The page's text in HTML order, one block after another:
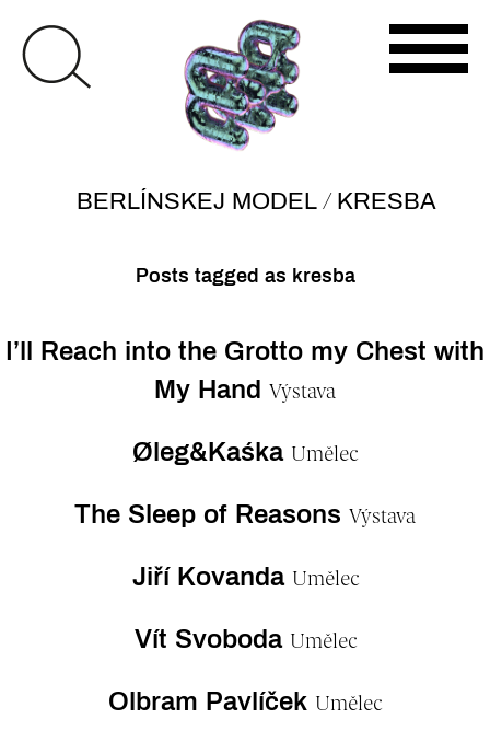
BERLÍNSKEJ MODEL/ KRESBA
Posts tagged as kresba
I’ll Reach into the Grotto my Chest with
My Hand Výstava
Øleg&Kaśka Umělec
The Sleep of Reasons Výstava
Jiří Kovanda Umělec
Vít Svoboda Umělec
Olbram Pavlíček Umělec